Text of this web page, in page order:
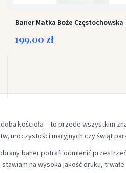
Baner Matka Boże Częstochowska
199,00 zł
kościoła – to przede wszystkim
uroczystości maryjnych czy świąt
baner potrafi odmienić
na wysoką jakość druku,